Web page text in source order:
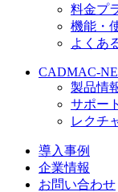
料金プ
機能・
よくあ
CADMAC-
製品情
サポート
レクチ
導入事例
企業情報
お問い合わせ